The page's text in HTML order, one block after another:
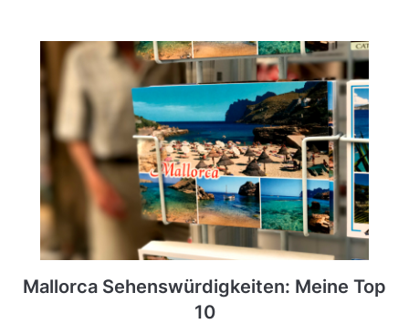
Mallorca Sehenswürdigkeiten: Meine Top
10